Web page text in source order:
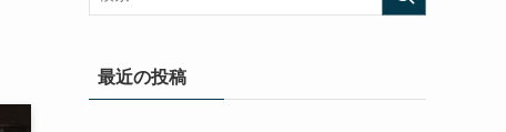
最近の投稿